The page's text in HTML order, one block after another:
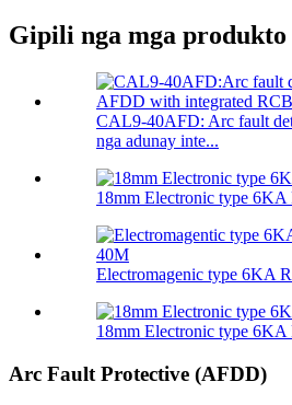
Gipili nga mga produkto
CAL9-40AFD: Arc fault
nga adunay inte...
18mm Electronic type
Electromagenic type 6KA
18mm Electronic type
Arc Fault Protective (AFDD)